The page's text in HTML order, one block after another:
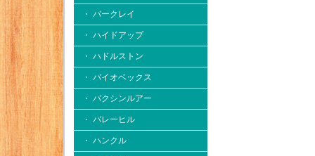
・ バークレイ
・ ハイドアップ
・ ハドルストン
・ バイオベックス
・ バクシンルアー
・ バレーヒル
・ ハンクル